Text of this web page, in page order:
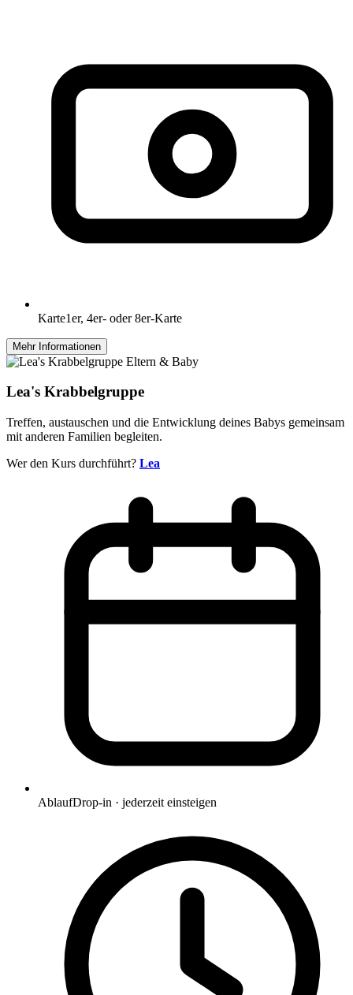
Karte1er, 4er- oder 8er-Karte
Mehr Informationen
Eltern & Baby
Lea's Krabbelgruppe
Treffen, austauschen und die Entwicklung deines Babys gemeinsam
mit anderen Familien begleiten.
Wer den Kurs durchführt? Lea
AblaufDrop-in · jederzeit einsteigen